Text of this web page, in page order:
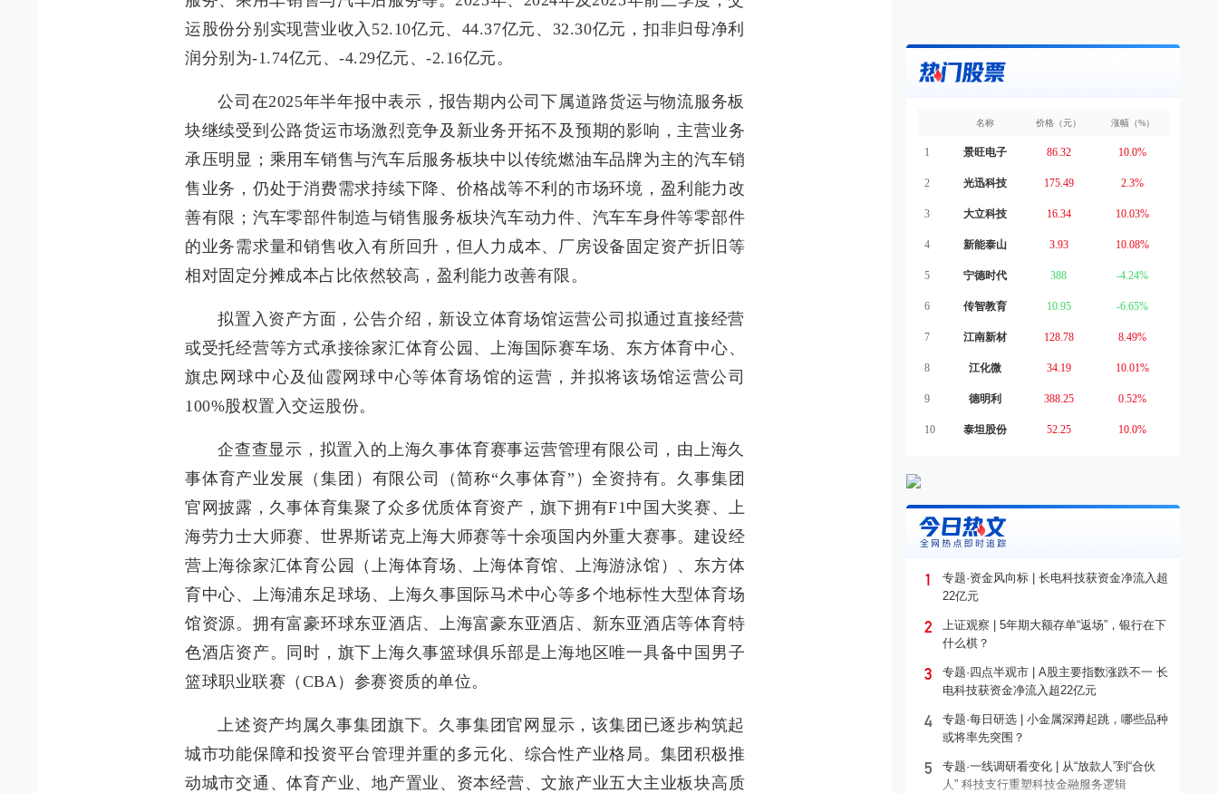
运股份分别实现营业收入52.10亿元、44.37亿元、32.30亿元，扣非归母净利
润分别为-1.74亿元、-4.29亿元、-2.16亿元。
公司在2025年半年报中表示，报告期内公司下属道路货运与物流服务板
块继续受到公路货运市场激烈竞争及新业务开拓不及预期的影响，主营业务
承压明显；乘用车销售与汽车后服务板块中以传统燃油车品牌为主的汽车销
售业务，仍处于消费需求持续下降、价格战等不利的市场环境，盈利能力改
善有限；汽车零部件制造与销售服务板块汽车动力件、汽车车身件等零部件
的业务需求量和销售收入有所回升，但人力成本、厂房设备固定资产折旧等
相对固定分摊成本占比依然较高，盈利能力改善有限。
拟置入资产方面，公告介绍，新设立体育场馆运营公司拟通过直接经营
或受托经营等方式承接徐家汇体育公园、上海国际赛车场、东方体育中心、
旗忠网球中心及仙霞网球中心等体育场馆的运营，并拟将该场馆运营公司
100%股权置入交运股份。
企查查显示，拟置入的上海久事体育赛事运营管理有限公司，由上海久
事体育产业发展（集团）有限公司（简称“久事体育”）全资持有。久事集团
官网披露，久事体育集聚了众多优质体育资产，旗下拥有F1中国大奖赛、上
海劳力士大师赛、世界斯诺克上海大师赛等十余项国内外重大赛事。建设经
营上海徐家汇体育公园（上海体育场、上海体育馆、上海游泳馆）、东方体
育中心、上海浦东足球场、上海久事国际马术中心等多个地标性大型体育场
馆资源。拥有富豪环球东亚酒店、上海富豪东亚酒店、新东亚酒店等体育特
色酒店资产。同时，旗下上海久事篮球俱乐部是上海地区唯一具备中国男子
篮球职业联赛（CBA）参赛资质的单位。
上述资产均属久事集团旗下。久事集团官网显示，该集团已逐步构筑起
城市功能保障和投资平台管理并重的多元化、综合性产业格局。集团积极推
动城市交通、体育产业、地产置业、资本经营、文旅产业五大主业板块高质
名称 价格（元） 涨幅（%）
1 景旺电子 86.32 10.0%
2 光迅科技 175.49 2.3%
3 大立科技 16.34 10.03%
4 新能泰山 3.93 10.08%
5 宁德时代 388 -4.24%
6 传智教育 10.95 -6.65%
7 江南新材 128.78 8.49%
8 江化微 34.19 10.01%
9 德明利 388.25 0.52%
10 泰坦股份 52.25 10.0%
1
专题·资金风向标 | 长电科技获资金净流入超
22亿元
2
上证观察 | 5年期大额存单“返场”，银行在下
什么棋？
3
专题·四点半观市 | A股主要指数涨跌不一 长
电科技获资金净流入超22亿元
4
专题·每日研选 | 小金属深蹲起跳，哪些品种
或将率先突围？
5
专题·一线调研看变化 | 从“放款人”到“合伙
人” 科技支行重塑科技金融服务逻辑